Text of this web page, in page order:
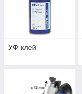
УФ-клей